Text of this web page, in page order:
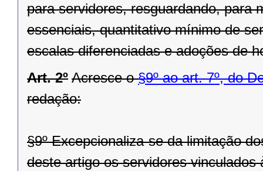
para servidores, resguardando, para
essenciais, quantitativo mínimo de
escalas diferenciadas e adoções de
Art. 2º Acresce o§9º ao art. 7º, do
redação:
§9º Excepcionaliza-se da limitação
deste artigo os servidores